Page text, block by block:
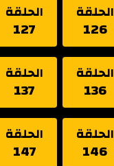
الحلقة
126
الحلقة
127
الحلقة
136
الحلقة
137
الحلقة
146
الحلقة
147